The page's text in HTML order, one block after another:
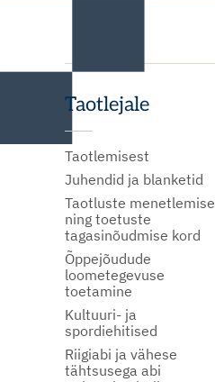
Taotlejale
Taotlemisest
Juhendid ja blanketid
Taotluste menetlemise
ning toetuste
tagasinõudmise kord
Õppejõudude
loometegevuse
toetamine
Kultuuri- ja
spordiehitised
Riigiabi ja vähese
tähtsusega abi